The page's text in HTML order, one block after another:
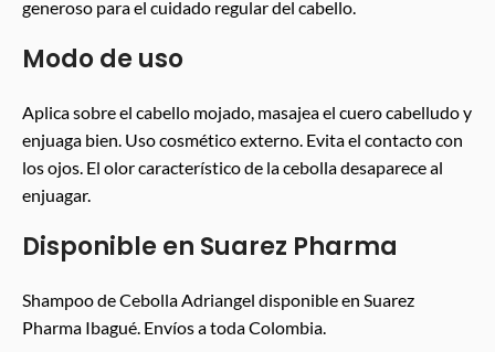
generoso para el cuidado regular del cabello.
Modo de uso
Aplica sobre el cabello mojado, masajea el cuero cabelludo y
enjuaga bien. Uso cosmético externo. Evita el contacto con
los ojos. El olor característico de la cebolla desaparece al
enjuagar.
Disponible en Suarez Pharma
Shampoo de Cebolla Adriangel disponible en Suarez
Pharma Ibagué. Envíos a toda Colombia.